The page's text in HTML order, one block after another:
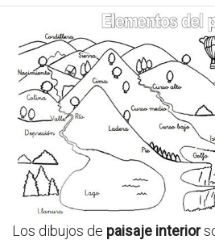
Los dibujos de paisaje interior